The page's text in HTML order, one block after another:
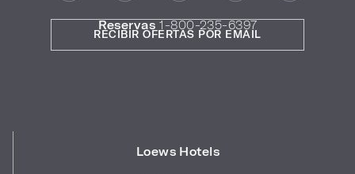
Reservas 1-800-235-6397
Loews Hotels
RECIBIR OFERTAS POR EMAIL